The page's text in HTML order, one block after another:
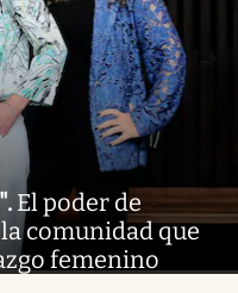
. El poder de
comunidad que
femenino